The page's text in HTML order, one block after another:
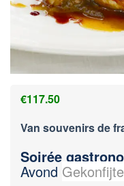
€117.50
Van souvenirs de
Soirée
Avond